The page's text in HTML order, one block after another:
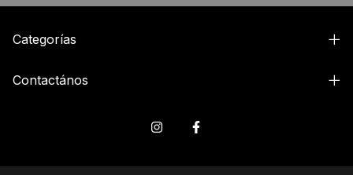
Categorías
Contactános